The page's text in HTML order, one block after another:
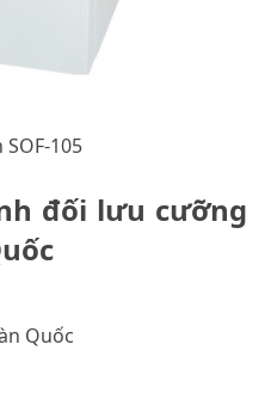
105
đối lưu cưỡng
Quốc